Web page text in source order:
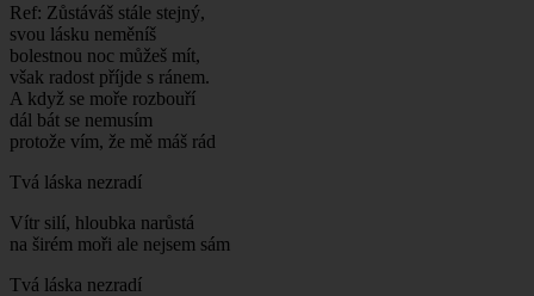
Ref: Zůstáváš stále stejný,
svou lásku neměníš
bolestnou noc můžeš mít,
však radost příjde s ránem.
A když se moře rozbouří
dál bát se nemusím
protože vím, že mě máš rád
Tvá láska nezradí
Vítr silí, hloubka narůstá
na širém moři ale nejsem sám
Tvá láska nezradí